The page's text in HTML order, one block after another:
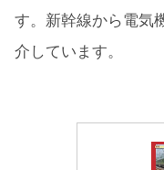
す。新幹線から電気
介しています。